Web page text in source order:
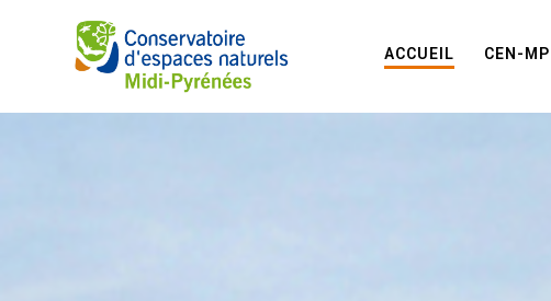
ACCUEIL CEN-MP